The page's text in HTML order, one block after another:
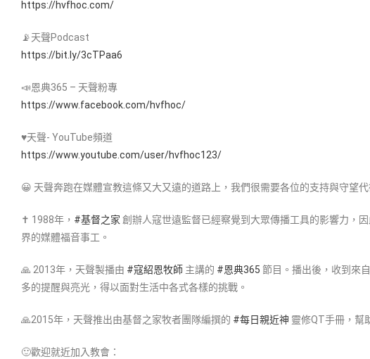
https://hvfhoc.com/
📡天聲Podcast
https://bit.ly/3cTPaa6
📣恩典365 – 天聲粉專
https://www.facebook.com/hvfhoc/
♥天聲- YouTube頻道
https://www.youtube.com/user/hvfhoc123/
😀 天聲奔跑在媒體宣教這條又大又遠的道路上，我們很需要各位的支持與守望
✝ 1988年， #基督之家​ 創辦人寇世遠監督已經察覺到大眾傳播工具的影響力，
界的媒體福音事工。
🙏 2013年，天聲製播由 #寇紹恩牧師​ 主講的 #恩典365​ 節目。播出後，收到來
多的提醒與亮光，得以面對生活中各式各樣的挑戰。
🙏2015年，天聲推出由基督之家牧者團隊編撰的 #每日親近神​ 靈修QT手冊，幫
🙂歡迎就近加入教會：